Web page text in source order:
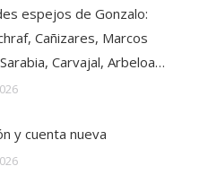
espejos de Gonzalo:
Cañizares, Marcos
Carvajal, Arbeloa…
y cuenta nueva